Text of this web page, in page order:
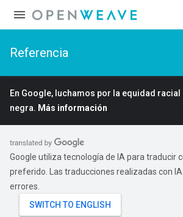
Referencia
En Google, luchamos por la equidad
negra. Más información
Google utiliza tecnología de IA para traducir
preferido. Las traducciones realizadas con
errores.